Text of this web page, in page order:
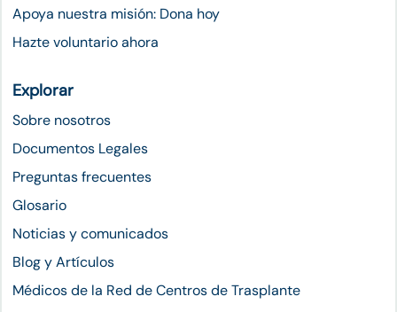
Apoya nuestra misión: Dona hoy
Hazte voluntario ahora
Explorar
Sobre nosotros
Documentos Legales
Preguntas frecuentes
Glosario
Noticias y comunicados
Blog y Artículos
Médicos de la Red de Centros de Trasplante